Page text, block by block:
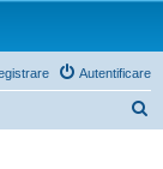
Autentificare